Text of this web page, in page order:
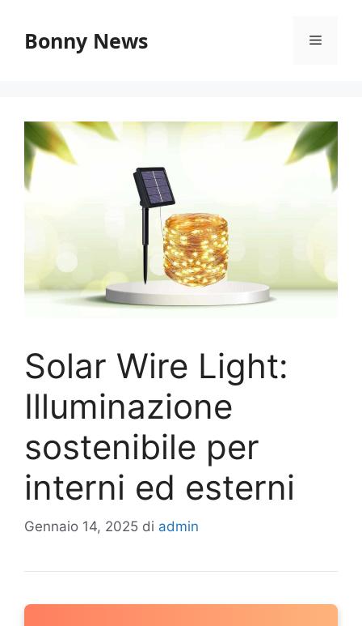
contenuto
Bonny News Menu
Solar Wire Light:
Illuminazione
sostenibile per
interni ed esterni
Gennaio 14, 2025 di admin